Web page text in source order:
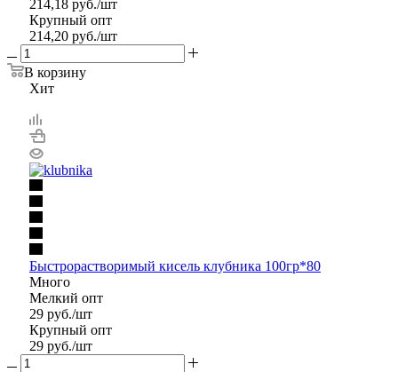
214,18 руб./шт
Крупный опт
214,20 руб./шт
В корзину
Хит
Быстрорастворимый кисель клубника 100гр*80
Много
Мелкий опт
29 руб./шт
Крупный опт
29 руб./шт